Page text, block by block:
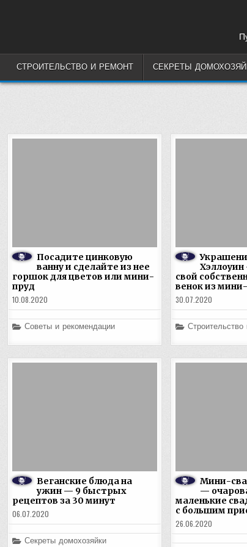
СТРОИТЕЛЬСТВО И РЕМОНТ СЕКРЕТЫ
Посадите цинковую
ванну и сделайте из нее
горшок для цветов или мини-
пруд
10.08.2020
Posted
Советы и рекомендации
свой
венок из
30.07.2020
Posted
Веганские блюда на
ужин — 9 быстрых
рецептов за 30 минут
06.07.2020
Posted
Секреты домохозяйки
Мини-
—
маленькие
с большим
26.06.2020